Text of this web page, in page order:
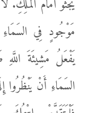
يَجْثُو أَمَامَ
مَوْجُودٍ فِي
يَفْعَلُ مَشِيئَةَ
السَمَاءِ أَنْ يَنْظُرُوا